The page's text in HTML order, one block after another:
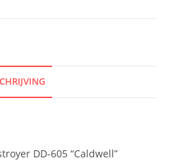
DD-605 “Caldwell”